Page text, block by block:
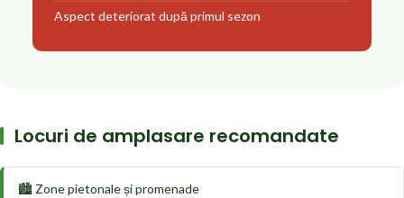
Aspect deteriorat după primul sezon
Locuri de amplasare recomandate
🏙️ Zone pietonale și promenade